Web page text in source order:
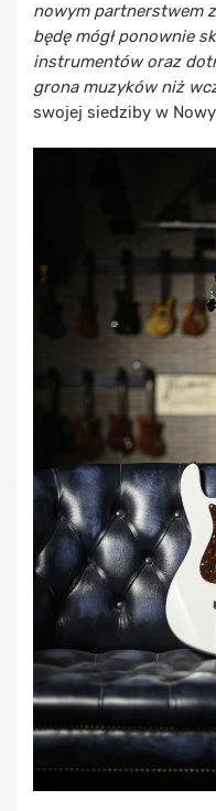
nowym partnerstwem
będę mógł ponownie
instrumentów oraz
grona muzyków niż
swojej siedziby w